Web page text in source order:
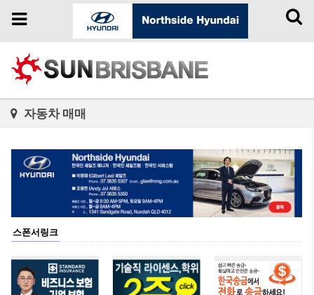
Toggle
Toggle
자동차 매매
스폰서링크